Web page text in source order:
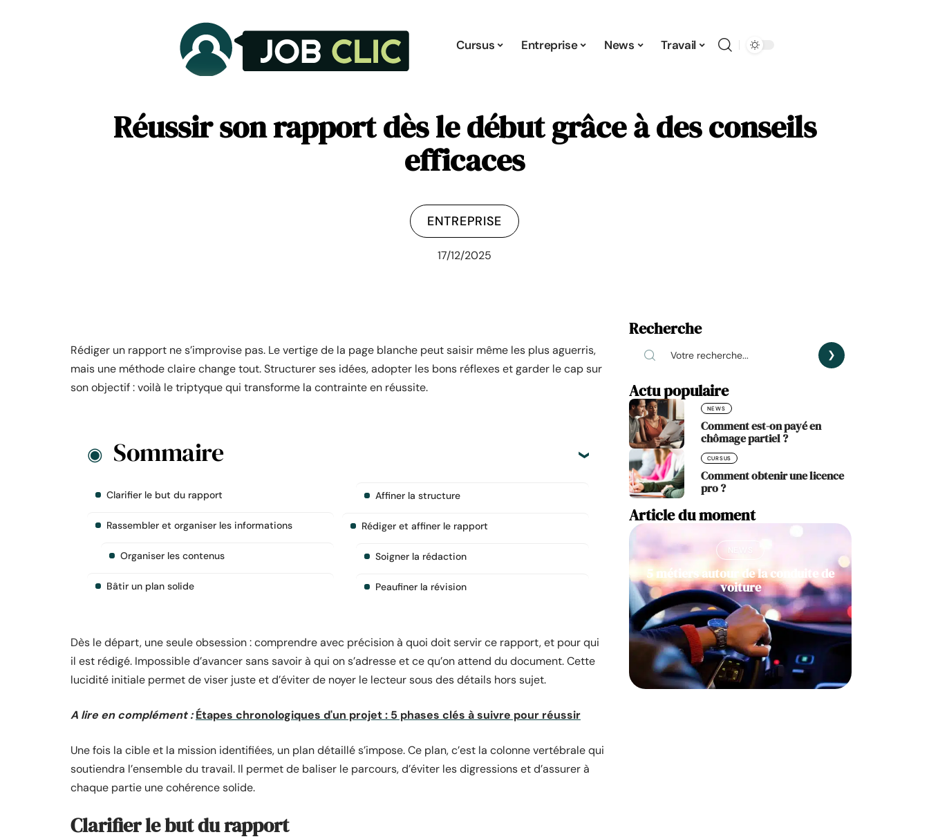
Cursus Entreprise News Travail
Réussir son rapport dès le début grâce à des conseils
efficaces
ENTREPRISE
17/12/2025
Rédiger un rapport ne s’improvise pas. Le vertige de la page blanche peut saisir même les plus aguerris,
mais une méthode claire change tout. Structurer ses idées, adopter les bons réflexes et garder le cap sur
son objectif : voilà le triptyque qui transforme la contrainte en réussite.
Sommaire
Clarifier le but du rapport
Rassembler et organiser les informations
Organiser les contenus
Bâtir un plan solide
Affiner la structure
Rédiger et affiner le rapport
Soigner la rédaction
Peaufiner la révision
Dès le départ, une seule obsession : comprendre avec précision à quoi doit servir ce rapport, et pour qui
il est rédigé. Impossible d’avancer sans savoir à qui on s’adresse et ce qu’on attend du document. Cette
lucidité initiale permet de viser juste et d’éviter de noyer le lecteur sous des détails hors sujet.
A lire en complément : Étapes chronologiques d'un projet : 5 phases clés à suivre pour réussir
Une fois la cible et la mission identifiées, un plan détaillé s’impose. Ce plan, c’est la colonne vertébrale qui
soutiendra l’ensemble du travail. Il permet de baliser le parcours, d’éviter les digressions et d’assurer à
chaque partie une cohérence solide.
Clarifier le but du rapport
Recherche
Actu populaire
NEWS
Comment est-on payé en
chômage partiel ?
CURSUS
Comment obtenir une licence
pro ?
Article du moment
5 métiers autour de la conduite de
voiture